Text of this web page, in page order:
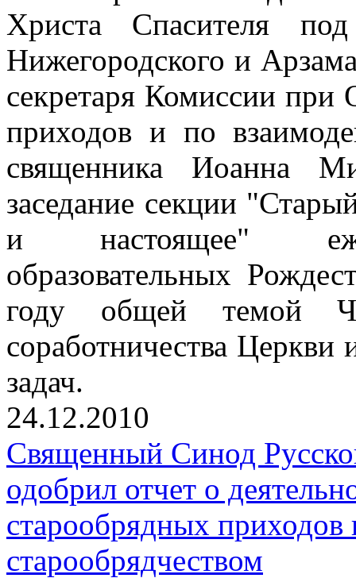
Христа Спасителя под
Нижегородского и
секретаря Комиссии
приходов и по
священника Иоанна
заседание секции
и настоящее"
образовательных
году общей темой
соработничества
задач.
24.12.2010
Священный Синод
одобрил отчет о
старообрядных
старообрядчеством